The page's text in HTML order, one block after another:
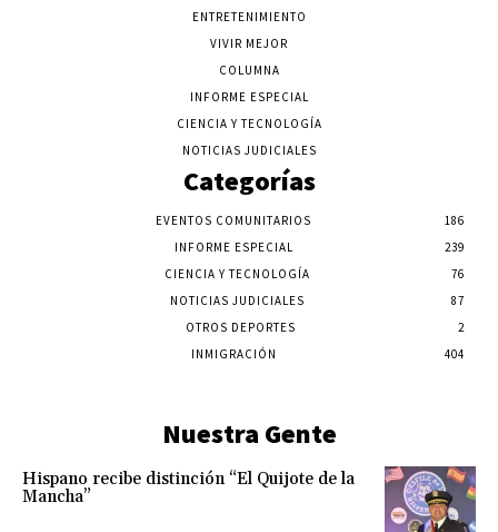
ENTRETENIMIENTO
VIVIR MEJOR
COLUMNA
INFORME ESPECIAL
CIENCIA Y TECNOLOGÍA
NOTICIAS JUDICIALES
Categorías
EVENTOS COMUNITARIOS
186
INFORME ESPECIAL
239
CIENCIA Y TECNOLOGÍA
76
NOTICIAS JUDICIALES
87
OTROS DEPORTES
2
INMIGRACIÓN
404
Nuestra Gente
Hispano recibe distinción “El Quijote de la
Mancha”